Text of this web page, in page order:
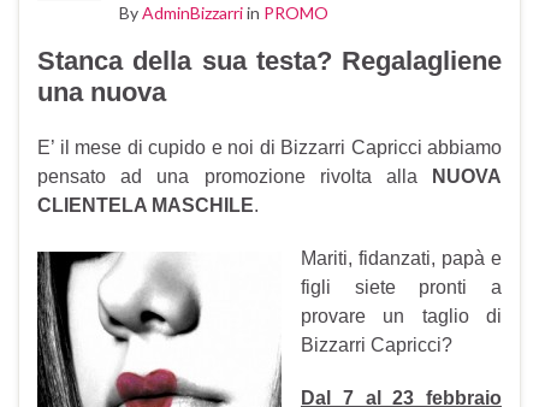
ByAdminBizzarriin PROMO
Stanca della sua testa? Regalagliene
una nuova
E’ il mese di cupido e noi di Bizzarri Capricci abbiamo
pensato ad una promozione rivolta alla
NUOVA
CLIENTELA MASCHILE.
Mariti, fidanzati, papà e
figli siete pronti a
provare un taglio di
Bizzarri Capricci?
Dal 7 al 23 febbraio